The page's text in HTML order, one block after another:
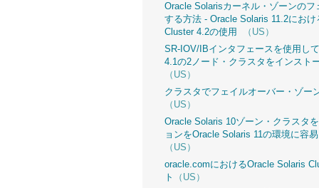
Oracle Solarisカーネル・ゾーンの
する方法 - Oracle Solaris 11.2にお
Cluster 4.2の使用
（US）
SR-IOV/IBインタフェースを使用し
4.1の2ノード・クラスタをインスト
（US）
クラスタでフェイルオーバー・ゾー
（US）
Oracle Solaris 10ゾーン・クラスタ
ョンをOracle Solaris 11の環境に容
（US）
oracle.comにおけるOracle Solaris
ト
（US）